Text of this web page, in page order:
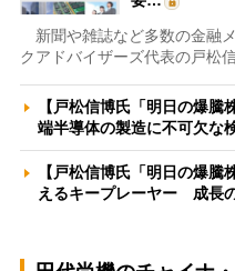
新聞や雑誌など多数の金融
クアドバイザーズ代表の戸松
【戸松信博氏「明日の爆
端半導体の製造に不可欠な
【戸松信博氏「明日の爆
えるキープレーヤー 成長